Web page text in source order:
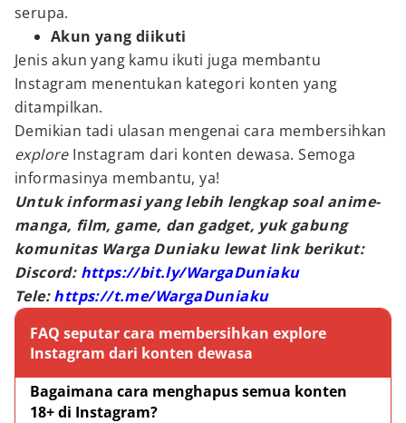
serupa.
Akun yang diikuti
Jenis akun yang kamu ikuti juga membantu
Instagram menentukan kategori konten yang
ditampilkan.
Demikian tadi ulasan mengenai cara membersihkan
exploreInstagram dari konten dewasa. Semoga
informasinya membantu, ya!
Untuk informasi yang lebih lengkap soal anime-
manga, film, game, dan gadget, yuk gabung
komunitas Warga Duniaku lewat link berikut:
Discord: https://bit.ly/WargaDuniaku
Tele:https://t.me/WargaDuniaku
FAQ seputar cara membersihkan explore
Instagram dari konten dewasa
Bagaimana cara menghapus semua konten
18+ di Instagram?